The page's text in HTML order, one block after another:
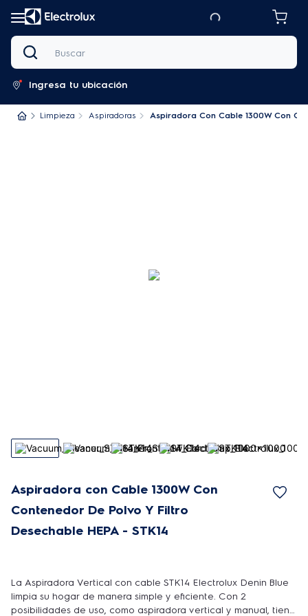
Buscar
Ingresa tu ubicación
Limpieza Aspiradoras Aspiradora Con Cable 1300W Con
Aspiradora con Cable 1300W Con
Contenedor De Polvo Y Filtro
Desechable HEPA - STK14
La Aspiradora Vertical con cable STK14 Electrolux Denin Blue
limpia su hogar de manera simple y eficiente. Con 2
posibilidades de uso, como aspiradora vertical y manual, tiene